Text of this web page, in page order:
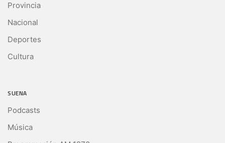
Provincia
Nacional
Deportes
Cultura
SUENA
Podcasts
Música